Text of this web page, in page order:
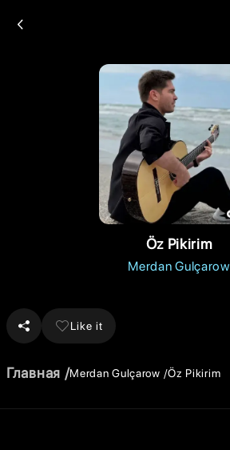
Öz Pikirim
Merdan Gulçarow
Like it
Главная Merdan Gulçarow Öz Pikirim